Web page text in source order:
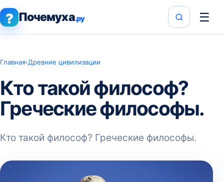
? Почемуха.ру ☰
Главная›Древние цивилизации
Кто такой философ?
Греческие философы.
Кто такой философ? Греческие философы.